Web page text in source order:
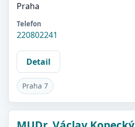
Praha
Telefon
220802241
Detail
Praha 7